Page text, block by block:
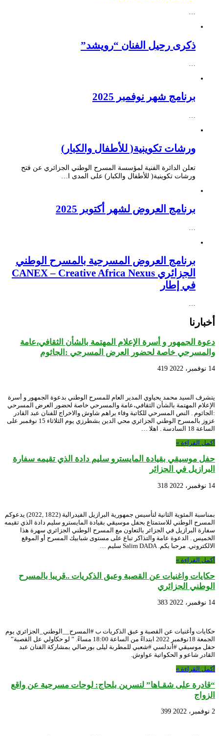
…
ذكرى رحيل الفنان “رويشد”
…
برنامج شهر نوفمبر 2025
ورشات تكوينية( للأطفال والكبار)
تعلن الدائرة الفنية لمؤسسة المسرح الوطني الجزائري عن فتح
ورشات تكوينية( للأطفال والكبار) على المدى ا…
برنامج العروض لشهر أكتوبر 2025
برنامج العروض المسرحية بالمسرح الوطني
الجزائري CANEX – Creative Africa Nexus
في إطار
…
أخبارنا
دعوة الجمهور و أسرة الإعلام المهتمة بالشأن الثقافي،عامة
والمسرحي خاصة لحضور العرض المسرحي :الجاثوم
14 نوفمبر، 2022 419
يتشرف السيد محمد يحياوي المدير العام للمسرح الوطني بدعوة الجمهور و أسرة
الإعلام المهتمة بالشأن الثقافي،عامة والمسرحي خاصة لحضور العرض المسرحي
:الجاثوم . النص المسرحي للكاتبة وفاء براهم شاوش والاخراج للفنان عبد القادر
عزوز بالمسرح الوطني الجزائري محي الدين بشطرزي يوم الثلاثاء 15 نوفمبر على
الساعة 18 السادسة . اهلا …
أكمل القراءة »
حفل موسيقي بقيادة المايسترو سليم دادة الذي تقيمه سفارة
البرازيل في الجزائر
14 نوفمبر، 2022 318
بمناسبة المئوية الثانية لتأسيس جمهورية البرازيل الفيدرالية (1822 ,2022) يدعوكم
المسرح الوطني للاستمتاع بحفل موسيقي بقيادة المايسترو سليم دادة الذي تقيمه
سفارة البرازيل في الجزائر بالتعاون مع المسرح الوطني الجزائري سهرة هذا
الخميس . الدعوة عامة والتذاكر تباع على مستوى شبابيك المسرح أو الموقع
الالكتروني. مرحبا بكم. Salim DADA سليم …
أكمل القراءة »
حكايات واغنيات عن القصبة وعبق الذكريات ..قريبا بالمسرح
الوطني الجزائري
14 نوفمبر، 2022 383
حكايات وأغنيات عن القصبة و عبق الذكريات ب #المسرح__الوطني_الجزائري يوم
الجمعة 18نوفمبر 2022 ابتداءً من الساعة 18:00 مساءً. ” لو حكاولي عل القصبة”
حفل موسيقي #أندلسي #شعبي للمطربة ليلى بورصالي بمشاركة الفنان عبد
القادر شاعو و الحكواتية عواوش.
أكمل القراءة »
“قادرة على شقـاها” لنسرين بلحاج: لوحات مسرحية عن واقع
الزواج
2 نوفمبر، 2022 399